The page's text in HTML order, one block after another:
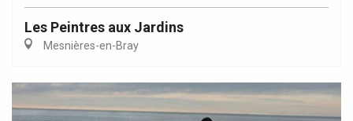
Les Peintres aux Jardins
Mesnières-en-Bray